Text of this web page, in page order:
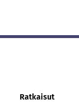
Ratkaisut